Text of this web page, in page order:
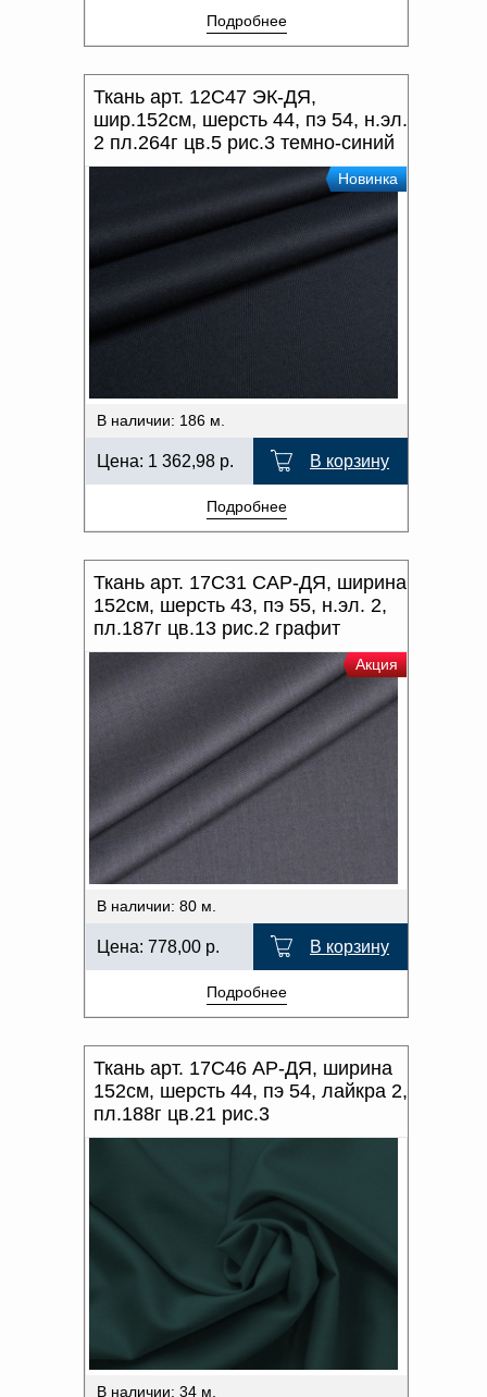
Подробнее
Ткань арт. 12С47 ЭК-ДЯ,
шир.152см, шерсть 44, пэ 54, н.эл.
2 пл.264г цв.5 рис.3 темно-синий
Новинка
В наличии: 186 м.
Цена: 1 362,98 р. В корзину
Подробнее
Ткань арт. 17С31 САР-ДЯ, ширина
152см, шерсть 43, пэ 55, н.эл. 2,
пл.187г цв.13 рис.2 графит
Акция
В наличии: 80 м.
Цена: 778,00 р. В корзину
Подробнее
Ткань арт. 17С46 АР-ДЯ, ширина
152см, шерсть 44, пэ 54, лайкра 2,
пл.188г цв.21 рис.3
В наличии: 34 м.